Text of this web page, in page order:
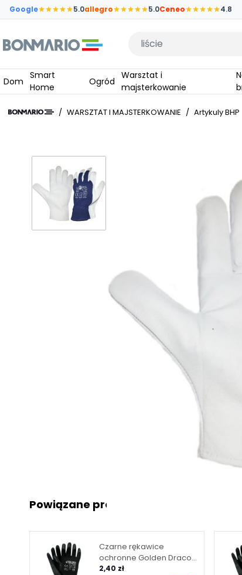
Przejdź do głównej zawartości strony
Google 5.0allegro 5.0Ceneo 4.8
Wpisz czego szukasz
Dom
Smart
Home
Ogród
Warsztat i
majsterkowanie
Napędy do
/ WARSZTAT I MAJSTERKOWANIE / Artykuly BHP
Powiązane produkty
Czarne rękawice
ochronne Golden Draco
Set B w rozmiarze 8
2,40 zł